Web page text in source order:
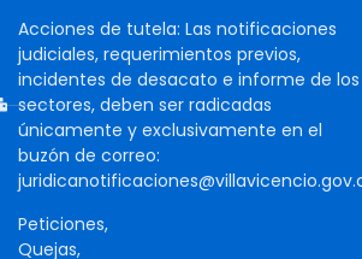
Acciones de tutela: Las notificaciones
judiciales, requerimientos previos,
incidentes de desacato e informe de los
sectores, deben ser radicadas
únicamente y exclusivamente en el
buzón de correo:
Peticiones,
Quejas,